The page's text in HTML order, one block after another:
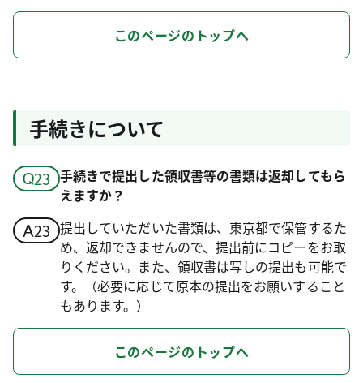
このページのトップへ
手続きについて
手続きで提出した領収書等の書類は返却してもら
えますか？
提出していただいた書類は、東京都で保管するた
め、返却できませんので、提出前にコピーをお取
りください。また、領収書は写しの提出も可能で
す。（必要に応じて原本の提出をお願いすること
もあります。）
このページのトップへ